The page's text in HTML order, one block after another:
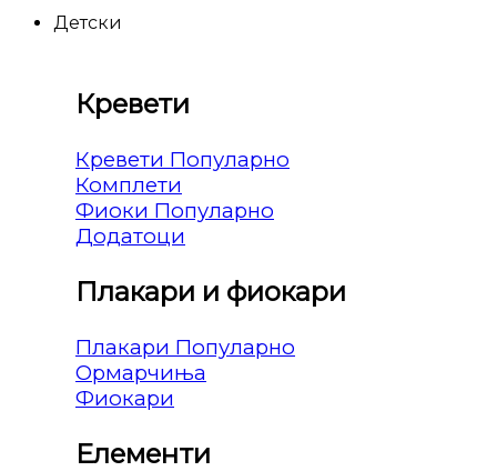
Детски
Кревети
Кревети
Комплети
Фиоки
Додатоци
Плакари и фиокари
Плакари
Ормарчиња
Фиокари
Елементи